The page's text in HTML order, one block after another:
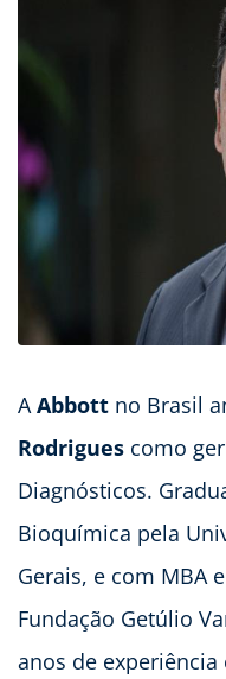
A Abbott no Brasil
Rodrigues como
Diagnósticos.
Bioquímica pela
Gerais, e com MBA
Fundação Getúlio
anos de